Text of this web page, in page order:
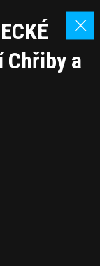
Chřiby a